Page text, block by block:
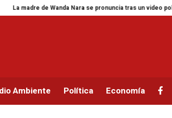
de Wanda Nara se pronuncia tras un video polémico sobre
Ambiente Política Economía